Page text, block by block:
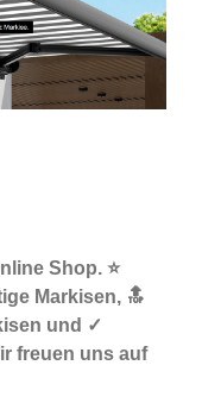
Shop. ⭐
Markisen, 🔝
und ✓
freuen uns auf